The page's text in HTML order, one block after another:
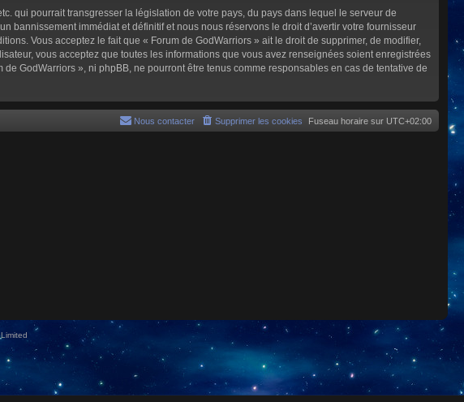
qui pourrait transgresser la législation de votre pays, du pays dans lequel le serveur de
bannissement immédiat et définitif et nous nous réservons le droit d’avertir votre fournisseur
Vous acceptez le fait que « Forum de GodWarriors » ait le droit de supprimer, de modifier,
vous acceptez que toutes les informations que vous avez renseignées soient enregistrées
GodWarriors », ni phpBB, ne pourront être tenus comme responsables en cas de tentative de
Fuseau horaire sur UTC+02:00
Supprimer les cookies
Nous contacter